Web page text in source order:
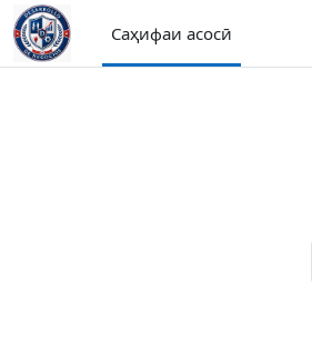
Нодида гузаронидан ба мазмуни асосӣ
Саҳифаи асосӣ